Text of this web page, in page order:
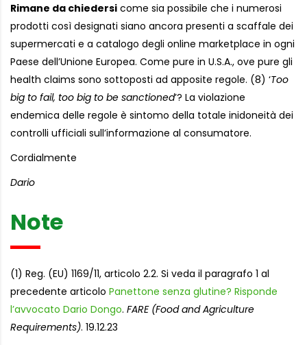
Rimane da chiedersi come sia possibile che i numerosi
prodotti così designati siano ancora presenti a scaffale dei
supermercati e a catalogo degli online marketplace in ogni
Paese dell’Unione Europea. Come pure in U.S.A., ove pure gli
health claims sono sottoposti ad apposite regole. (8) ‘Too
big to fail, too big to be sanctioned’? La violazione
endemica delle regole è sintomo della totale inidoneità dei
controlli ufficiali sull’informazione al consumatore.
Cordialmente
Dario
Note
(1) Reg. (EU) 1169/11, articolo 2.2. Si veda il paragrafo 1 al
precedente articolo Panettone senza glutine? Risponde
l’avvocato Dario Dongo. FARE (Food and Agriculture
Requirements). 19.12.23